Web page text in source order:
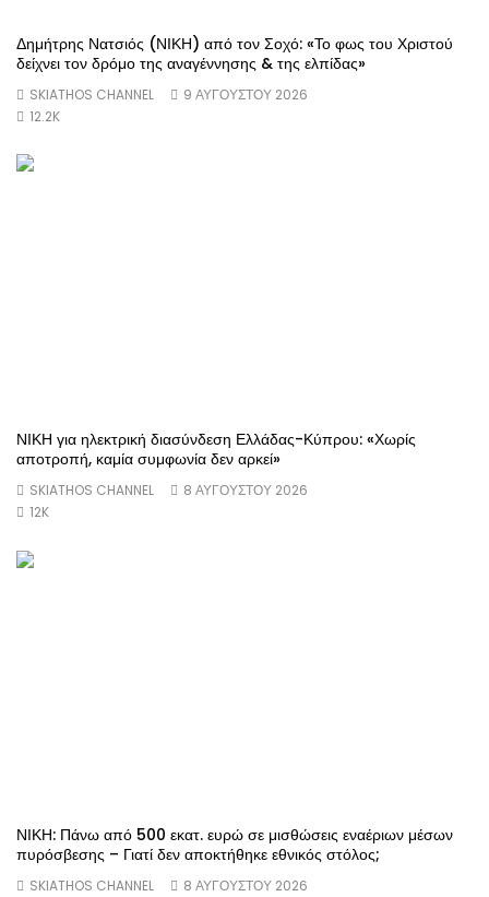
Δημήτρης Νατσιός (ΝΙΚΗ) από τον Σοχό: «Το φως του Χριστού
δείχνει τον δρόμο της αναγέννησης & της ελπίδας»
SKIATHOS CHANNEL
9 ΑΥΓΟΎΣΤΟΥ 2026
12.2K
ΝΙΚΗ για ηλεκτρική διασύνδεση Ελλάδας-Κύπρου: «Χωρίς
αποτροπή, καμία συμφωνία δεν αρκεί»
SKIATHOS CHANNEL
8 ΑΥΓΟΎΣΤΟΥ 2026
12K
ΝΙΚΗ: Πάνω από 500 εκατ. ευρώ σε μισθώσεις εναέριων μέσων
πυρόσβεσης – Γιατί δεν αποκτήθηκε εθνικός στόλος;
SKIATHOS CHANNEL
8 ΑΥΓΟΎΣΤΟΥ 2026